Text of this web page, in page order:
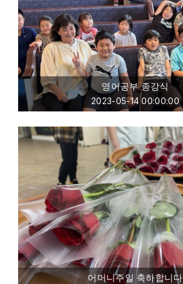
영어공부 종강식
2023-05-14 00:00:00
어머니주일 축하합니다